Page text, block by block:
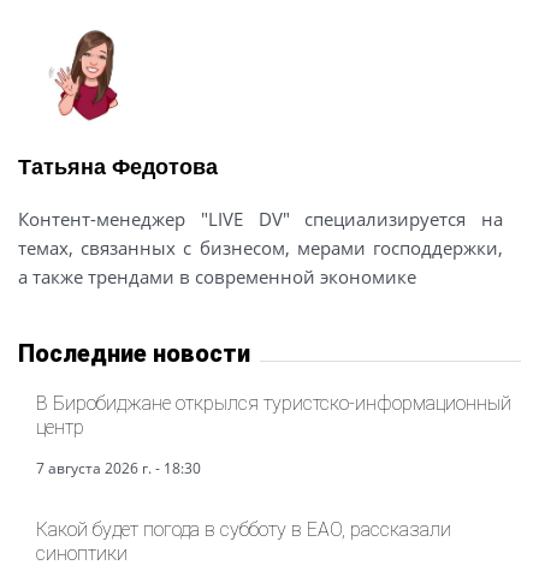
Татьяна Федотова
Контент-менеджер "LIVE DV" специализируется на
темах, связанных с бизнесом, мерами господдержки,
а также трендами в современной экономике
Последние новости
В Биробиджане открылся туристско-информационный
центр
7 августа 2026 г. - 18:30
Какой будет погода в субботу в ЕАО, рассказали
синоптики